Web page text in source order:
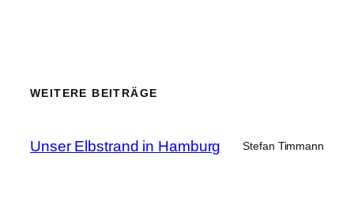
WEITERE BEITRÄGE
Unser Elbstrand in Hamburg Stefan Timmann